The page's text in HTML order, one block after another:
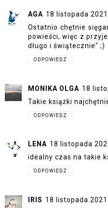
AGA 18 listopada
Ostatnio chętnie
powieści, więc z
długo i świątecznie" ;)
ODPOWIEDZ
MONIKA OLGA 18
Takie książki
ODPOWIEDZ
LENA 18 listopada
idealny czas na takie
ODPOWIEDZ
IRIS 18 listopada